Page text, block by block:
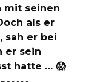
mit seinen
als er
sah er bei
er sein
hatte … 😱